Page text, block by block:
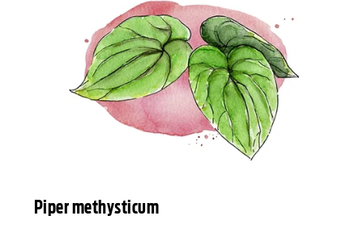
Piper methysticum